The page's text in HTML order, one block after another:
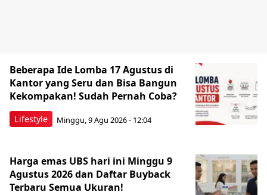
Lifestyle
Beberapa Ide Lomba 17 Agustus di
Kantor yang Seru dan Bisa Bangun
Kekompakan! Sudah Pernah Coba?
Minggu, 9 Agu 2026 - 12:04
Harga emas UBS hari ini Minggu 9
Agustus 2026 dan Daftar Buyback
Terbaru Semua Ukuran!